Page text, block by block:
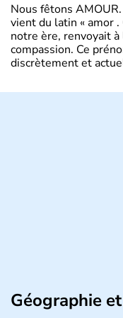
Nous fêtons
vient du latin « amor
notre ère, renvoyait
compassion. Ce
discrètement et
Géographie